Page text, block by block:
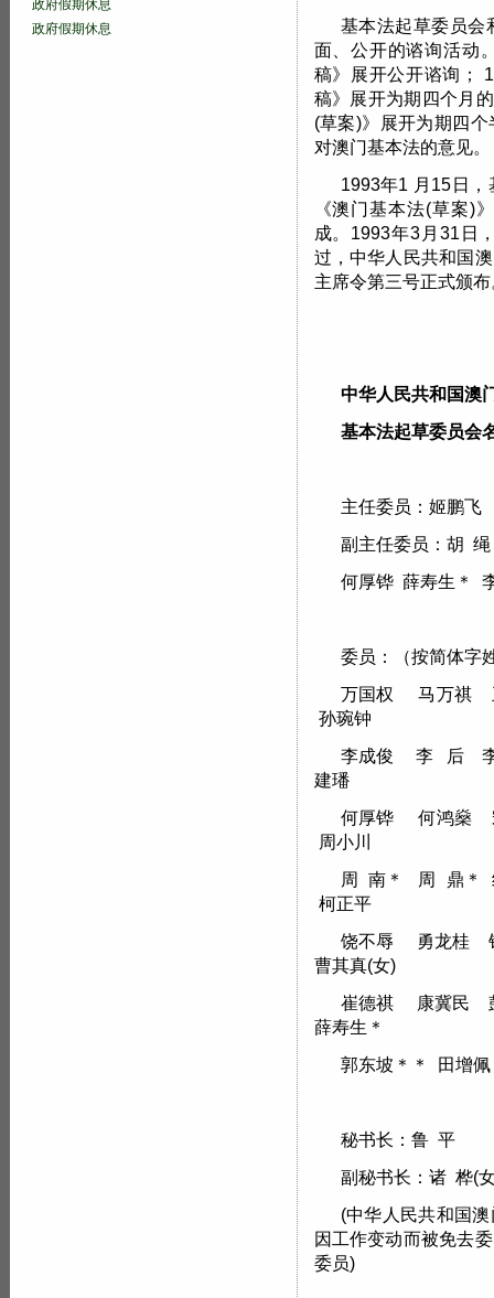
政府假期休息
政府假期休息
基本法起草委员会
面、公开的谘询活动
稿》展开公开谘询；
稿》展开为期四个月
(草案)》展开为期四
对澳门基本法的意见。
1993年1 月15日
《澳门基本法(草案)
成。1993年3月31日
过，中华人民共和国
主席令第三号正式颁布
中华人民共和国澳
基本法起草委员会
主任委员：姬鹏飞
副主任委员：胡
何厚铧 薛寿生＊
委员：（按简体字
万国权 马万祺
孙琬钟
李成俊 李 后
建璠
何厚铧 何鸿燊
周小川
周 南＊ 周 鼎
柯正平
饶不辱 勇龙桂
曹其真(女)
崔德祺 康冀民
薛寿生＊
郭东坡＊＊ 田增
秘书长：鲁 平
副秘书长：诸 桦(
(中华人民共和国
因工作变动而被免去
委员)